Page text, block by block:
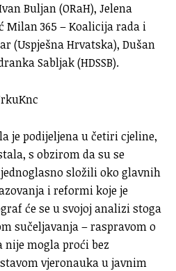
Buljan (ORaH), Jelena
Milan 365 – Koalicija rada i
(Uspješna Hrvatska), Dušan
Sabljak (HDSSB).
je podijeljena u četiri cjeline,
s obzirom da su se
složili oko glavnih
i reformi koje je
će se u svojoj analizi stoga
sučeljavanja – raspravom o
nije mogla proći bez
vjeronauka u javnim